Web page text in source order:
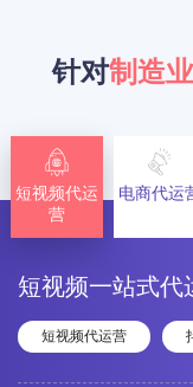
针对制造
短视频代运
营
电商代运
短视频一站式代
短视频代运营